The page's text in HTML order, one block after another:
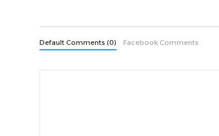
Default Comments (0) Facebook Comments